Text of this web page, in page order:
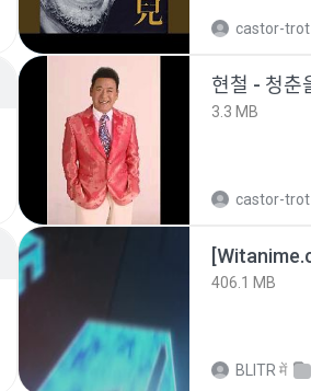
castor-trot
현철 -
3.3 MB
castor-trot
406.1 MB
BLITR में